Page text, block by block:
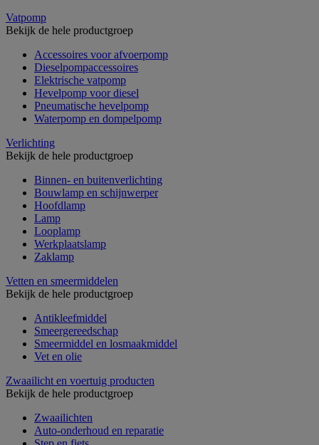
Vatpomp
Bekijk de hele productgroep
Accessoires voor afvoerpomp
Dieselpompaccessoires
Elektrische vatpomp
Hevelpomp voor diesel
Pneumatische hevelpomp
Waterpomp en dompelpomp
Verlichting
Bekijk de hele productgroep
Binnen- en buitenverlichting
Bouwlamp en schijnwerper
Hoofdlamp
Lamp
Looplamp
Werkplaatslamp
Zaklamp
Vetten en smeermiddelen
Bekijk de hele productgroep
Antikleefmiddel
Smeergereedschap
Smeermiddel en losmaakmiddel
Vet en olie
Zwaailicht en voertuig producten
Bekijk de hele productgroep
Zwaailichten
Auto-onderhoud en reparatie